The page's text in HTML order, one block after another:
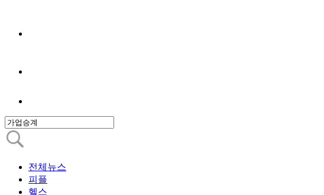
전체뉴스
피플
헬스